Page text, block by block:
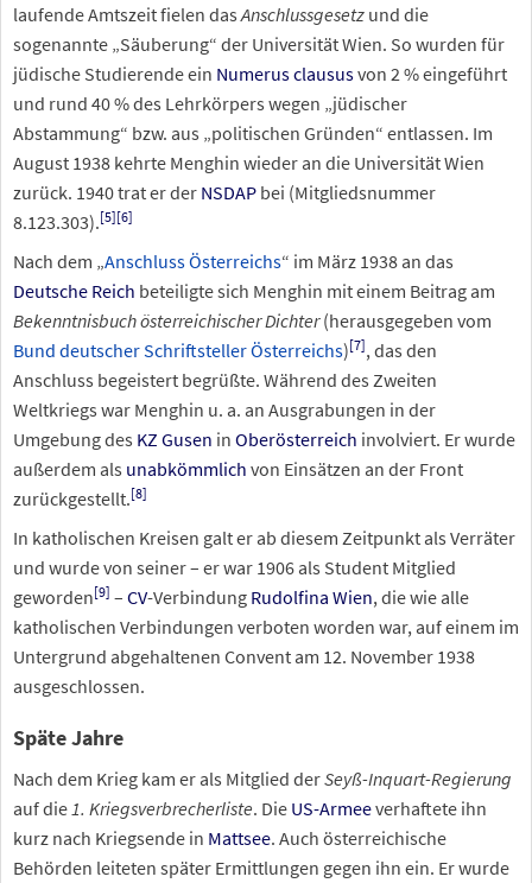
laufende Amtszeit fielen das Anschlussgesetz und die
sogenannte „Säuberung“ der Universität Wien. So wurden für
jüdische Studierende ein Numerus claususvon 2 % eingeführt
und rund 40% des Lehrkörpers wegen „jüdischer
Abstammung“ bzw. aus „politischen Gründen“ entlassen. Im
August 1938 kehrte Menghin wieder an die Universität Wien
zurück. 1940 trat er der NSDAP bei (Mitgliedsnummer
8.123.303).[5][6]
Nach dem „Anschluss Österreichs“ im März 1938 an das
Deutsche Reich beteiligte sich Menghin mit einem Beitrag am
Bekenntnisbuch österreichischer Dichter(herausgegeben vom
Bund deutscher Schriftsteller Österreichs)[7], das den
Anschluss begeistert begrüßte. Während des Zweiten
Weltkriegs war Menghin u. a. an Ausgrabungen in der
Umgebung des KZ Gusen in Oberösterreich involviert. Er wurde
außerdem als unabkömmlich von Einsätzen an der Front
zurückgestellt.[8]
In katholischen Kreisen galt er ab diesem Zeitpunkt als Verräter
und wurde von seiner – er war 1906 als Student Mitglied
geworden[9] – CV-Verbindung Rudolfina Wien, die wie alle
katholischen Verbindungen verboten worden war, auf einem im
Untergrund abgehaltenen Convent am 12. November 1938
ausgeschlossen.
Späte Jahre
Nach dem Krieg kam er als Mitglied derSeyß-Inquart-Regierung
auf die 1. Kriegsverbrecherliste. Die US-Armeeverhaftete ihn
kurz nach Kriegsende in Mattsee. Auch österreichische
Behörden leiteten später Ermittlungen gegen ihn ein. Er wurde